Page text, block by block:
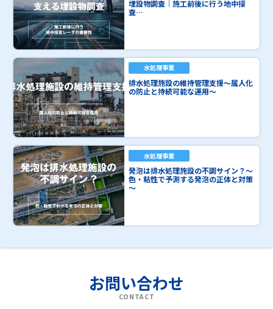
埋設物調査｜施工前後に行う地中探
査…
水処理事業
排水処理施設の維持管理支援～属人化
の防止と持続可能な運用～
水処理事業
発泡は排水処理施設の不調サイン？～
色・粘性で予測する発泡の正体と対策
～
お問い合わせ
CONTACT